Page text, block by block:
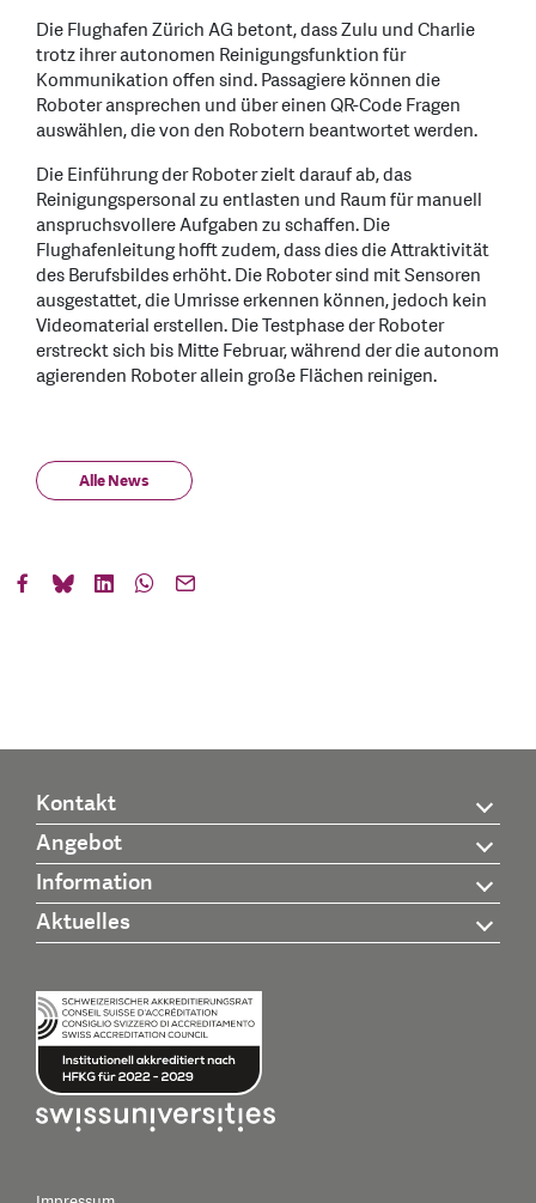
Die Flughafen Zürich AG betont, dass Zulu und Charlie
trotz ihrer autonomen Reinigungsfunktion für
Kommunikation offen sind. Passagiere können die
Roboter ansprechen und über einen QR-Code Fragen
auswählen, die von den Robotern beantwortet werden.
Die Einführung der Roboter zielt darauf ab, das
Reinigungspersonal zu entlasten und Raum für manuell
anspruchsvollere Aufgaben zu schaffen. Die
Flughafenleitung hofft zudem, dass dies die Attraktivität
des Berufsbildes erhöht. Die Roboter sind mit Sensoren
ausgestattet, die Umrisse erkennen können, jedoch kein
Videomaterial erstellen. Die Testphase der Roboter
erstreckt sich bis Mitte Februar, während der die autonom
agierenden Roboter allein große Flächen reinigen.
Alle News
Kontakt
Angebot
Information
Aktuelles